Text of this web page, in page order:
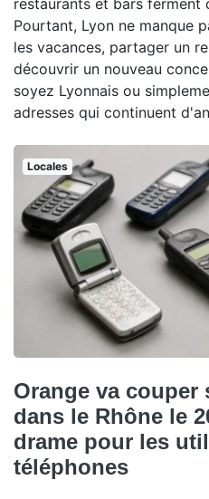
restaurants et bars ferment
Pourtant, Lyon ne manque
les vacances, partager un
découvrir un nouveau
soyez Lyonnais ou
adresses qui continuent
Locales
Orange va couper
dans le Rhône le
drame pour les
téléphones